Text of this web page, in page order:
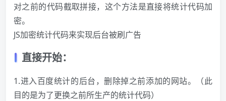
对之前的代码截取拼接，这个方法是直接将统计代码加
密。
JS加密统计代码来实现后台被刷广告
直接开始：
1.进入百度统计的后台，删除掉之前添加的网站。（此
目的是为了更换之前所生产的统计代码）